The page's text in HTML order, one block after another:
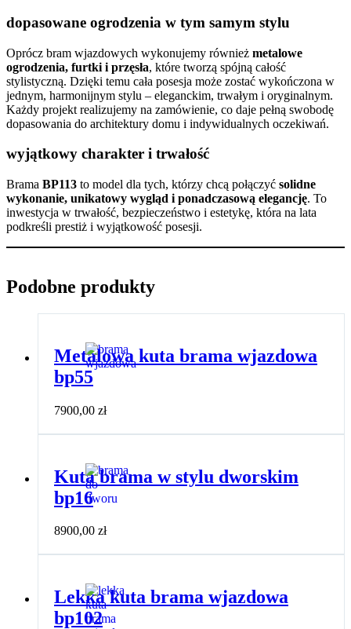
dopasowane ogrodzenia w tym samym stylu
Oprócz bram wjazdowych wykonujemy również metalowe
ogrodzenia, furtki i przęsła, które tworzą spójną całość
stylistyczną. Dzięki temu cała posesja może zostać wykończona w
jednym, harmonijnym stylu – eleganckim, trwałym i oryginalnym.
Każdy projekt realizujemy na zamówienie, co daje pełną swobodę
dopasowania do architektury domu i indywidualnych oczekiwań.
wyjątkowy charakter i trwałość
Brama BP113 to model dla tych, którzy chcą połączyć solidne
wykonanie, unikatowy wygląd i ponadczasową elegancję. To
inwestycja w trwałość, bezpieczeństwo i estetykę, która na lata
podkreśli prestiż i wyjątkowość posesji.
Podobne produkty
Metalowa kuta brama wjazdowa
bp55
7900,00 zł
Kuta brama w stylu dworskim
bp16
8900,00 zł
Lekka kuta brama wjazdowa
bp102